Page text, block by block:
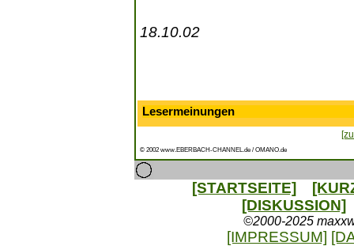
18.10.02
Lesermeinungen
© 2002 www.EBERBACH-CHANNEL.de / OMANO.de
[STARTSEITE]
[DISKUSSION]
©2000-2025
[IMPRESSUM]